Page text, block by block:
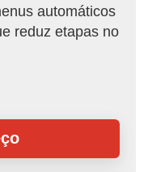
automáticos
reduz etapas no